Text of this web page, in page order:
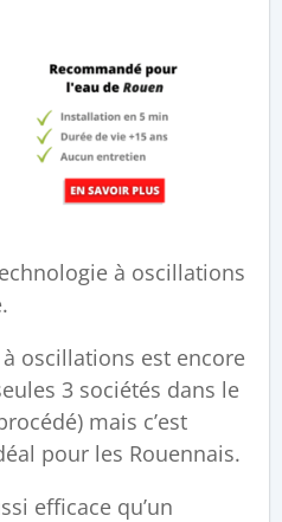
à oscillations
oscillations est encore
3 sociétés dans le
mais c’est
pour les Rouennais.
efficace qu’un